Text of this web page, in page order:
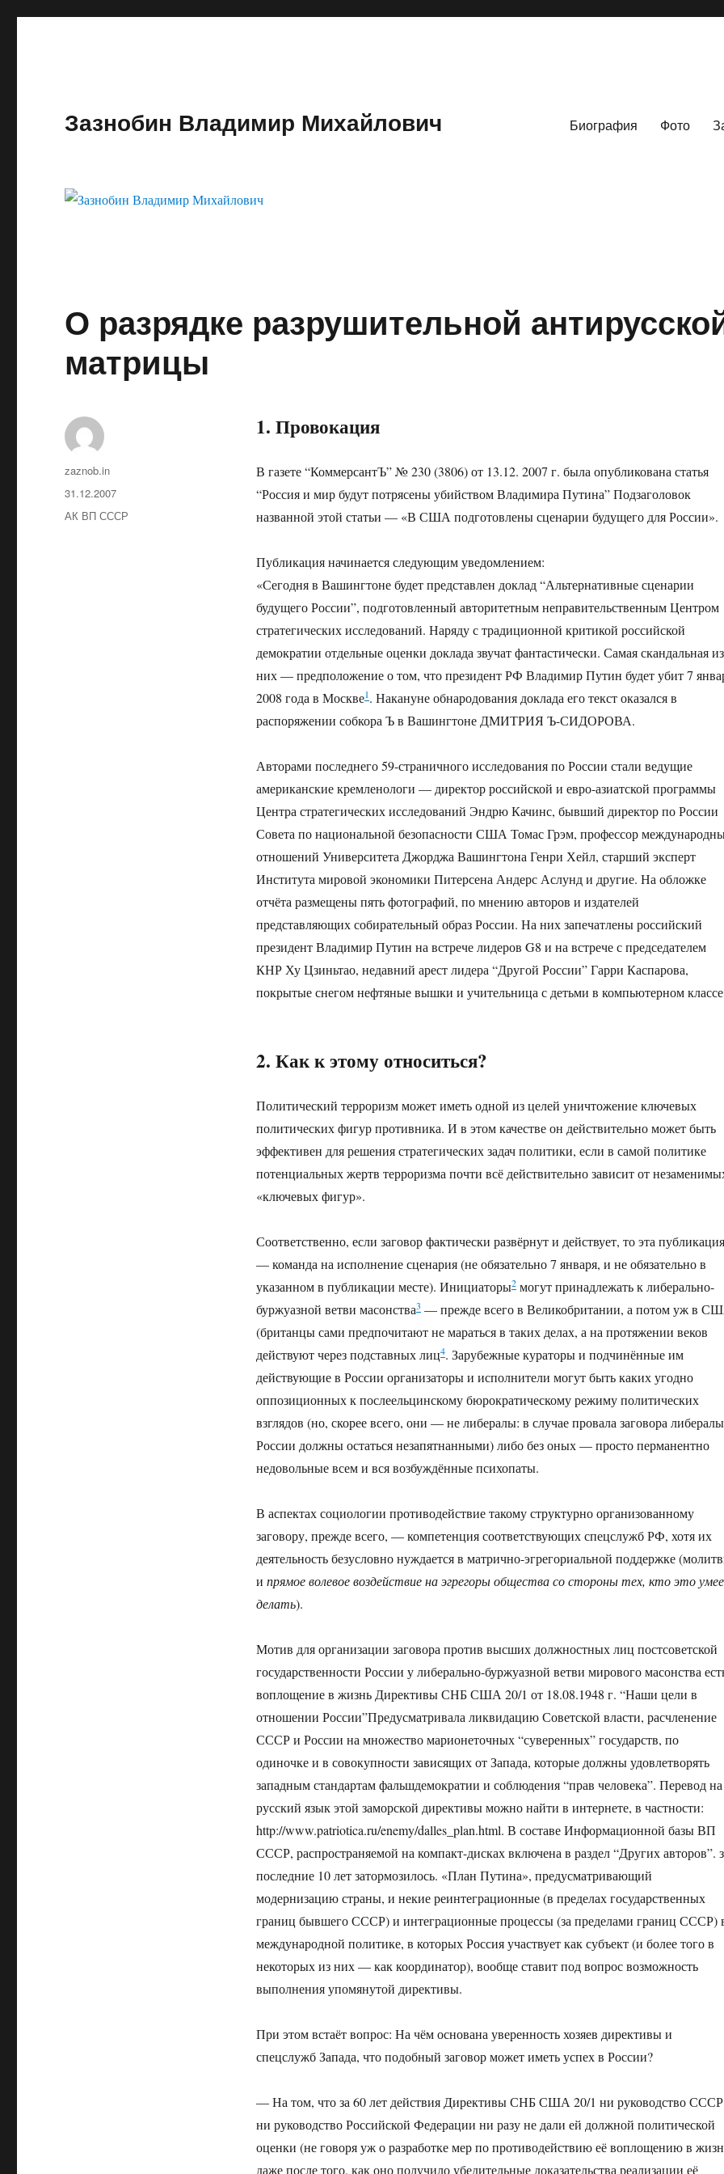
Зазнобин Владимир Михайлович Биография Фото
О разрядке разрушительной
матрицы
1. Провокация
В газете “КоммерсантЪ” № 230 (3806) от 13.12. 2007 г. была опубликована статья
“Россия и мир будут потрясены убийством Владимира Путина” Подзаголовок
названной этой статьи — «В США подготовлены сценарии будущего для России».
Публикация начинается следующим уведомлением:
«Сегодня в Вашингтоне будет представлен доклад “Альтернативные сценарии
будущего России”, подготовленный авторитетным неправительственным Центром
стратегических исследований. Наряду с традиционной критикой российской
демократии отдельные оценки доклада звучат фантастически. Самая скандальная из
них — предположение о том, что президент РФ Владимир Путин будет убит 7
2008 года в Москве1. Накануне обнародования доклада его текст оказался в
распоряжении собкора Ъ в Вашингтоне ДМИТРИЯ Ъ-СИДОРОВА.
Авторами последнего 59-страничного исследования по России стали ведущие
американские кремленологи — директор российской и евро-азиатской программы
Центра стратегических исследований Эндрю Качинс, бывший директор по России
Совета по национальной безопасности США Томас Грэм, профессор
отношений Университета Джорджа Вашингтона Генри Хейл, старший эксперт
Института мировой экономики Питерсена Андерс Аслунд и другие. На обложке
отчёта размещены пять фотографий, по мнению авторов и издателей
представляющих собирательный образ России. На них запечатлены российский
президент Владимир Путин на встрече лидеров G8 и на встрече с председателем
КНР Ху Цзиньтао, недавний арест лидера “Другой России” Гарри Каспарова,
покрытые снегом нефтяные вышки и учительница с детьми в компьютерном
2. Как к этому относиться?
Политический терроризм может иметь одной из целей уничтожение ключевых
политических фигур противника. И в этом качестве он действительно может быть
эффективен для решения стратегических задач политики, если в самой политике
потенциальных жертв терроризма почти всё действительно зависит от
«ключевых фигур».
Соответственно, если заговор фактически развёрнут и действует, то эта публикация
— команда на исполнение сценария (не обязательно 7 января, и не обязательно в
указанном в публикации месте). Инициаторы2могут принадлежать к либерально-
буржуазной ветви масонства3— прежде всего в Великобритании, а потом уж в
(британцы сами предпочитают не мараться в таких делах, а на протяжении веков
действуют через подставных лиц4. Зарубежные кураторы и подчинённые им
действующие в России организаторы и исполнители могут быть каких угодно
оппозиционных к послеельцинскому бюрократическому режиму политических
взглядов (но, скорее всего, они — не либералы: в случае провала заговора
России должны остаться незапятнанными) либо без оных — просто перманентно
недовольные всем и вся возбуждённые психопаты.
В аспектах социологии противодействие такому структурно организованному
заговору, прежде всего, — компетенция соответствующих спецслужб РФ, хотя их
деятельность безусловно нуждается в матрично-эгрегориальной поддержке
и прямое волевое воздействие на эгрегоры общества со стороны тех, кто это
делать).
Мотив для организации заговора против высших должностных лиц постсоветской
государственности России у либерально-буржуазной ветви мирового масонства
воплощение в жизнь Директивы СНБ США 20/1 от 18.08.1948 г. “Наши цели в
отношении России”Предусматривала ликвидацию Советской власти, расчленение
СССР и России на множество марионеточных “суверенных” государств, по
одиночке и в совокупности зависящих от Запада, которые должны удовлетворять
западным стандартам фальшдемократии и соблюдения “прав человека”. Перевод на
русский язык этой заморской директивы можно найти в интернете, в частности:
http://www.patriotica.ru/enemy/dalles_plan.html. В составе Информационной базы ВП
СССР, распространяемой на компакт-дисках включена в раздел “Других авторов”.
последние 10 лет затормозилось. «План Путина», предусматривающий
модернизацию страны, и некие реинтеграционные (в пределах государственных
границ бывшего СССР) и интеграционные процессы (за пределами границ СССР)
международной политике, в которых Россия участвует как субъект (и более того в
некоторых из них — как координатор), вообще ставит под вопрос возможность
выполнения упомянутой директивы.
При этом встаёт вопрос: На чём основана уверенность хозяев директивы и
спецслужб Запада, что подобный заговор может иметь успех в России?
— На том, что за 60 лет действия Директивы СНБ США 20/1 ни руководство
ни руководство Российской Федерации ни разу не дали ей должной политической
оценки (не говоря уж о разработке мер по противодействию её воплощению в
даже после того, как оно получило убедительные доказательства реализации её
Автор
zaznob.in
Опубликовано
31.12.2007
Рубрики
АК ВП СССР